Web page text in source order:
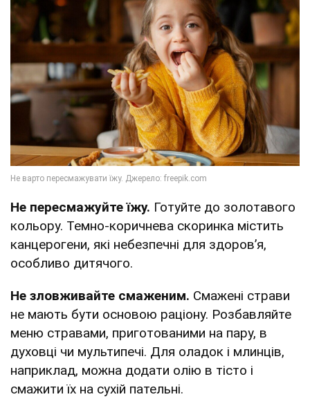
Не пересмажуйте їжу. Готуйте до золотавого
кольору. Темно-коричнева скоринка містить
канцерогени, які небезпечні для здоров’я,
особливо дитячого.
Не зловживайте смаженим. Смажені страви
не мають бути основою раціону. Розбавляйте
меню стравами, приготованими на пару, в
духовці чи мультипечі. Для оладок і млинців,
наприклад, можна додати олію в тісто і
смажити їх на сухій пательні.